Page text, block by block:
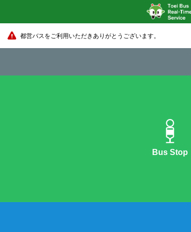
都営バスをご利用いただきありがとうございます。
Bus Stop